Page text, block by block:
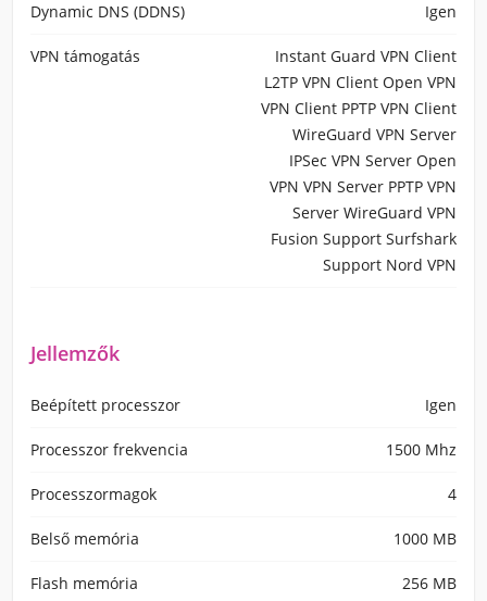
Dynamic DNS (DDNS) Igen
VPN támogatás
Instant Guard VPN Client
L2TP VPN Client Open VPN
VPN Client PPTP VPN Client
WireGuard VPN Server
IPSec VPN Server Open
VPN VPN Server PPTP VPN
Server WireGuard VPN
Fusion Support Surfshark
Support Nord VPN
Jellemzők
Beépített processzor Igen
Processzor frekvencia 1500 Mhz
Processzormagok 4
Belső memória 1000 MB
Flash memória 256 MB